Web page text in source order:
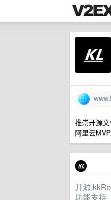
推崇开源
阿里云
开源
功能支持